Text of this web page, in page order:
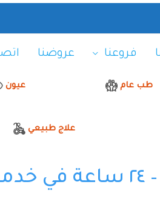
فروعنا عروضنا
طب عام عيون
علاج طبيعي